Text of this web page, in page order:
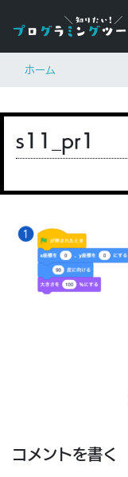
ホーム
s11_pr1
コメントを書く